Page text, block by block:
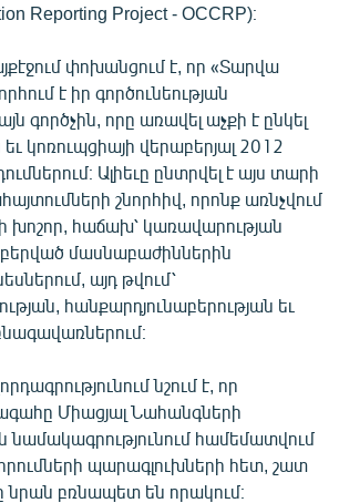
կայքերը
Reporting Project - OCCRP)։
փոխանցում է, որ «Տարվա
է իր գործունեության
գործչին, որը առավել աչքի է ընկել
կոռուպցիայի վերաբերյալ 2012
Ալիեւը ընտրվել է այս տարի
շնորհիվ, որոնք առնչվում
խոշոր, հաճախ՝ կառավարության
բերված մասնաբաժիններին
այդ թվում՝
հանքարդյունաբերության եւ
նշում է, որ
Միացյալ Նահանգների
համեմատվում
պարագլուխների հետ, շատ
նրան բռնապետ են որակում։